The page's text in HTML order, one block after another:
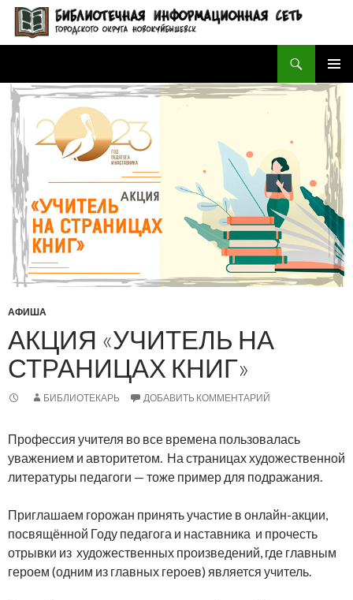
БИБЛИОТЕЧНАЯ ИНФОРМАЦИОННАЯ СЕТЬ городского округа Новокуйбышевск
МЕНЮ
К
СОДЕРЖИМОМУ
АФИША
АКЦИЯ «УЧИТЕЛЬ НА
СТРАНИЦАХ КНИГ»
БИБЛИОТЕКАРЬ ДОБАВИТЬ КОММЕНТАРИЙ
Профессия учителя во все времена пользовалась
уважением и авторитетом. На страницах художественной
литературы педагоги — тоже пример для подражания.
Приглашаем горожан принять участие в онлайн-акции,
посвящённой Году педагога и наставника и прочесть
отрывки из художественных произведений, где главным
героем (одним из главных героев) является учитель.